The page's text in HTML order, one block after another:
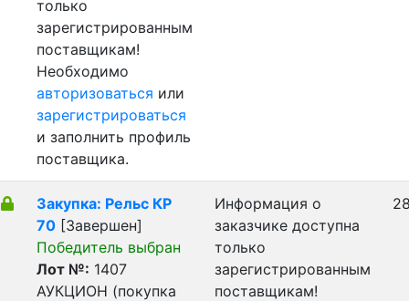
только
зарегистрированным
поставщикам!
Необходимо
авторизоваться или
зарегистрироваться
и заполнить профиль
поставщика.
Закупка: Рельс КР
70 [Завершен]
Победитель выбран
Лот №: 1407
АУКЦИОН (покупка
Информация о
заказчике доступна
только
зарегистрированным
поставщикам!